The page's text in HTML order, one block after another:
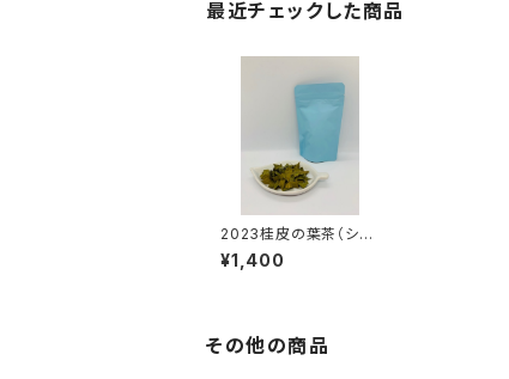
最近チェックした商品
2023桂皮の葉茶（シナ
モン葉茶）10ｇ
¥1,400
その他の商品